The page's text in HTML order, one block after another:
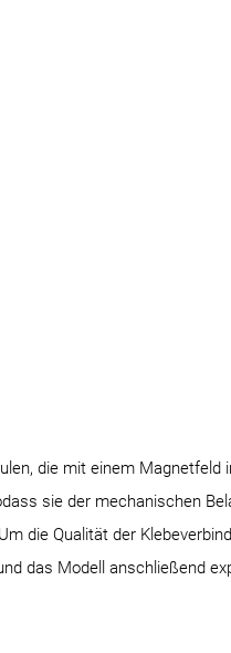
die mit einem
sie der mechanischen
die Qualität der
das Modell anschließend